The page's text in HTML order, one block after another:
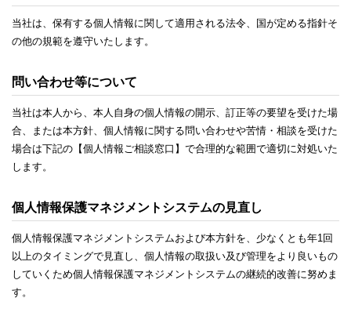
当社は、保有する個人情報に関して適用される法令、国が定める指針そ
の他の規範を遵守いたします。
問い合わせ等について
当社は本人から、本人自身の個人情報の開示、訂正等の要望を受けた場
合、または本方針、個人情報に関する問い合わせや苦情・相談を受けた
場合は下記の【個人情報ご相談窓口】で合理的な範囲で適切に対処いた
します。
個人情報保護マネジメントシステムの見直し
個人情報保護マネジメントシステムおよび本方針を、少なくとも年1回
以上のタイミングで見直し、個人情報の取扱い及び管理をより良いもの
していくため個人情報保護マネジメントシステムの継続的改善に努めま
す。